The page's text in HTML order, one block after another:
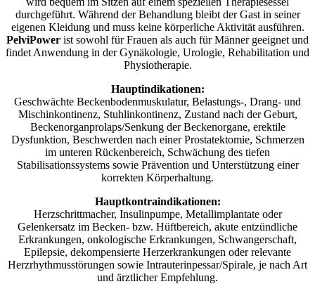
durchgeführt. Während der Behandlung bleibt der Gast in seiner
eigenen Kleidung und muss keine körperliche Aktivität ausführen.
PelviPower ist sowohl für Frauen als auch für Männer geeignet und
findet Anwendung in der Gynäkologie, Urologie, Rehabilitation und
Physiotherapie.
Hauptindikationen:
Geschwächte Beckenbodenmuskulatur, Belastungs-, Drang- und
Mischinkontinenz, Stuhlinkontinenz, Zustand nach der Geburt,
Beckenorganprolaps/Senkung der Beckenorgane, erektile
Dysfunktion, Beschwerden nach einer Prostatektomie, Schmerzen
im unteren Rückenbereich, Schwächung des tiefen
Stabilisationssystems sowie Prävention und Unterstützung einer
korrekten Körperhaltung.
Hauptkontraindikationen:
Herzschrittmacher, Insulinpumpe, Metallimplantate oder
Gelenkersatz im Becken- bzw. Hüftbereich, akute entzündliche
Erkrankungen, onkologische Erkrankungen, Schwangerschaft,
Epilepsie, dekompensierte Herzerkrankungen oder relevante
Herzrhythmusstörungen sowie Intrauterinpessar/Spirale, je nach Art
und ärztlicher Empfehlung.